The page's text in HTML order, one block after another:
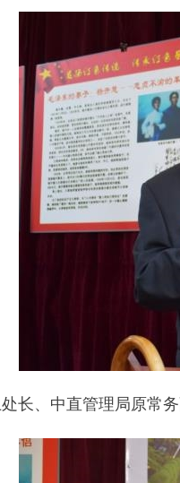
长、中直管理局原常